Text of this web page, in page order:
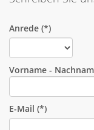
Anrede (*)
Vorname -
E-Mail (*)